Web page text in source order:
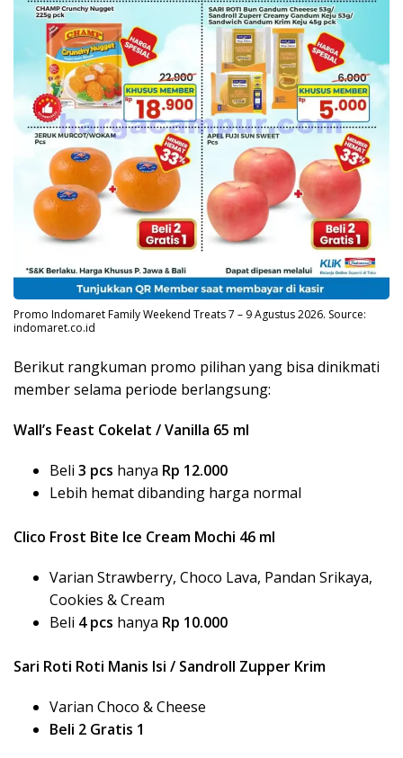
Promo Indomaret Family Weekend Treats 7 – 9 Agustus 2026. Source:
indomaret.co.id
Berikut rangkuman promo pilihan yang bisa dinikmati
member selama periode berlangsung:
Wall’s Feast Cokelat / Vanilla 65 ml
Beli 3 pcs hanya Rp 12.000
Lebih hemat dibanding harga normal
Clico Frost Bite Ice Cream Mochi 46 ml
Varian Strawberry, Choco Lava, Pandan Srikaya,
Cookies & Cream
Beli 4 pcs hanya Rp 10.000
Sari Roti Roti Manis Isi / Sandroll Zupper Krim
Varian Choco & Cheese
Beli 2 Gratis 1